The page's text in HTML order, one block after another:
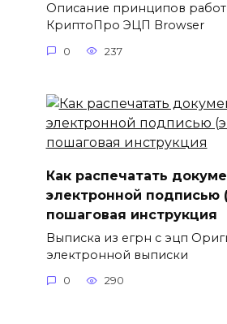
Описание принципов
КриптоПро ЭЦП Browser
0 237
Как распечатать
электронной подписью
пошаговая инструкция
Выписка из егрн с эцп
электронной выписки
0 290